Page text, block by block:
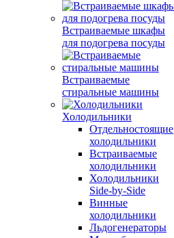
Встраиваемые шкафы
для подогрева посуды
Встраиваемые
стиральные машины
Холодильники
Отдельностоящие
холодильники
Встраиваемые
холодильники
Холодильники
Side-by-Side
Винные
холодильники
Льдогенераторы